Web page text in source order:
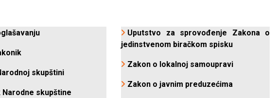
skupštini
Narodne skupštine
Uputstvo za sprovođenje Zakona o
jedinstvenom biračkom spisku
Zakon o lokalnoj samoupravi
Zakon o javnim preduzećima